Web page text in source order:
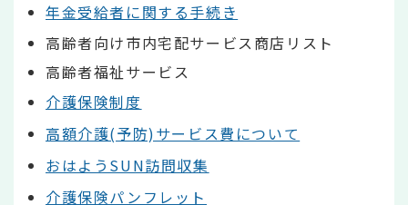
年金受給者に関する手続き
高齢者向け市内宅配サービス商店リスト
高齢者福祉サービス
介護保険制度
高額介護(予防)サービス費について
おはようSUN訪問収集
介護保険パンフレット